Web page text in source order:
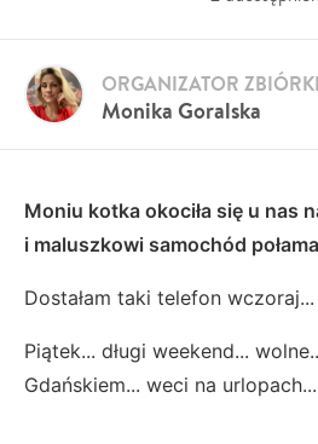
Monika Goralska
ORGANIZATOR ZBIÓRKI
Moniu kotka okociła się u nas
i maluszkowi samochód
Dostałam taki telefon wczoraj...
Piątek... długi weekend...
Gdańskiem... weci na urlopach...